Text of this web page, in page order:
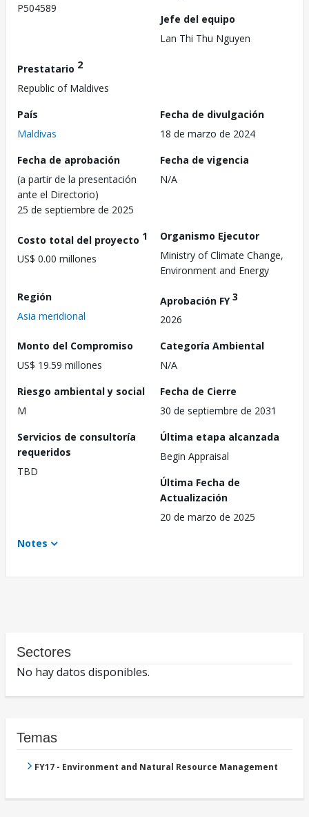
P504589
Jefe del equipo
Lan Thi Thu Nguyen
Prestatario 2
Republic of Maldives
País
Maldivas
Fecha de divulgación
18 de marzo de 2024
Fecha de aprobación
(a partir de la presentación
ante el Directorio)
25 de septiembre de 2025
Fecha de vigencia
N/A
Costo total del proyecto 1
US$ 0.00 millones
Organismo Ejecutor
Ministry of Climate Change,
Environment and Energy
Región
Asia meridional
Aprobación FY3
2026
Monto del Compromiso
US$ 19.59 millones
Categoría Ambiental
N/A
Riesgo ambiental y social
M
Fecha de Cierre
30 de septiembre de 2031
Servicios de consultoría
requeridos
TBD
Última etapa alcanzada
Begin Appraisal
Última Fecha de
Actualización
20 de marzo de 2025
Notes
Sectores
No hay datos disponibles.
Temas
FY17 - Environment and Natural Resource Management